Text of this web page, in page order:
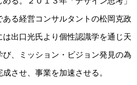
る経営コンサルタントの松岡克政
出口光氏より個性認識学を通じ天
、ミッション・ビジョン発見の為
させ、事業を加速させる。